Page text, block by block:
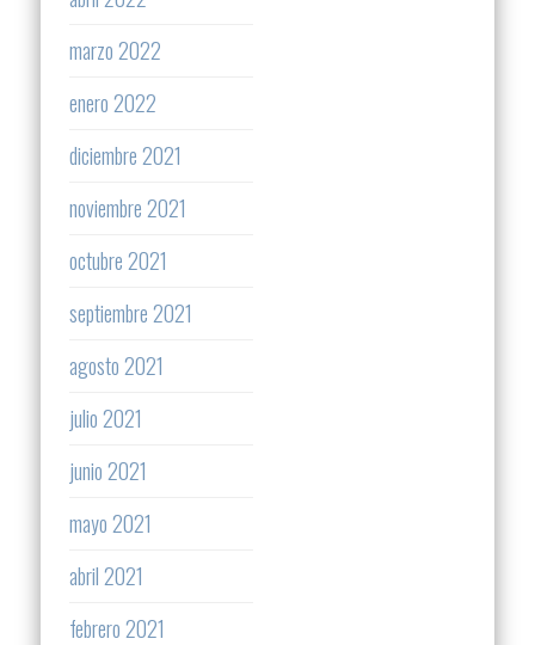
marzo 2022
enero 2022
diciembre 2021
noviembre 2021
octubre 2021
septiembre 2021
agosto 2021
julio 2021
junio 2021
mayo 2021
abril 2021
febrero 2021